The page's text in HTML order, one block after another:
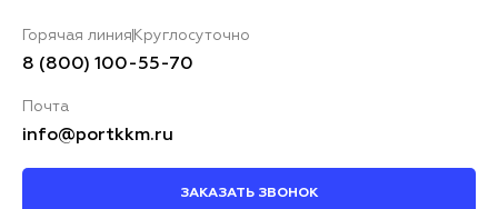
Горячая линия Круглосуточно
8 (800) 100-55-70
Почта
info@portkkm.ru
ЗАКАЗАТЬ ЗВОНОК